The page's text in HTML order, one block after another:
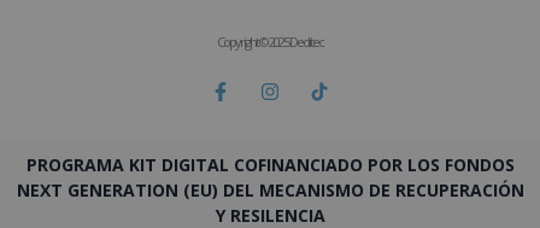
Copyright © 2025 Deditec
PROGRAMA KIT DIGITAL COFINANCIADO POR LOS FONDOS
NEXT GENERATION (EU) DEL MECANISMO DE RECUPERACIÓN
Y RESILENCIA